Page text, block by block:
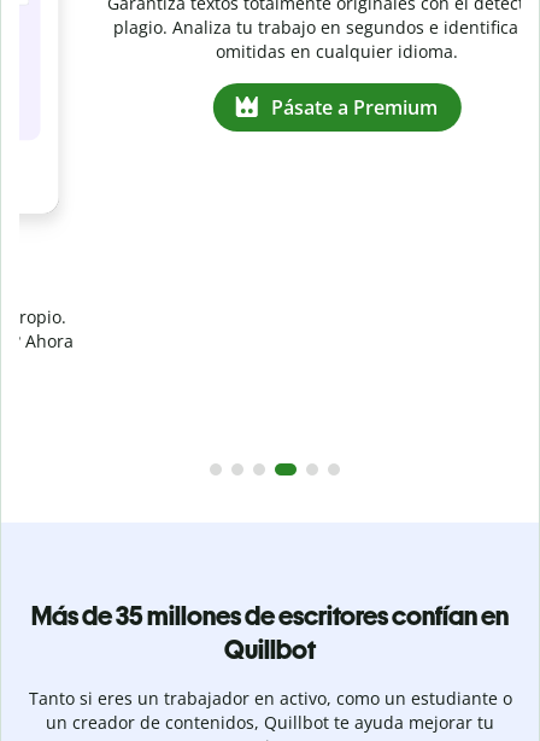
Garantiza textos totalmente originales con el detector de
plagio. Analiza tu trabajo en segundos e identifica citas
Más de 35 millones de escritores confían en
Quillbot
Tanto si eres un trabajador en activo, como un estudiante o
un creador de contenidos, Quillbot te ayuda mejorar tu